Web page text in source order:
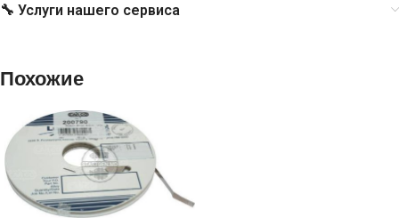
🔧 Услуги нашего сервиса
Похожие